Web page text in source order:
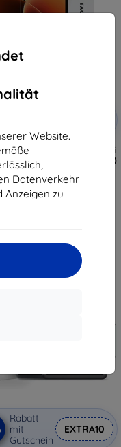
Website.
Datenverkehr
Anzeigen zu
Gutschein
Schutzglas für Xiaomi
8 Pro, klar (57983130431)
€ 12,90
€ 11,62
Rabatt
mit
Gutschein
EXTRA10